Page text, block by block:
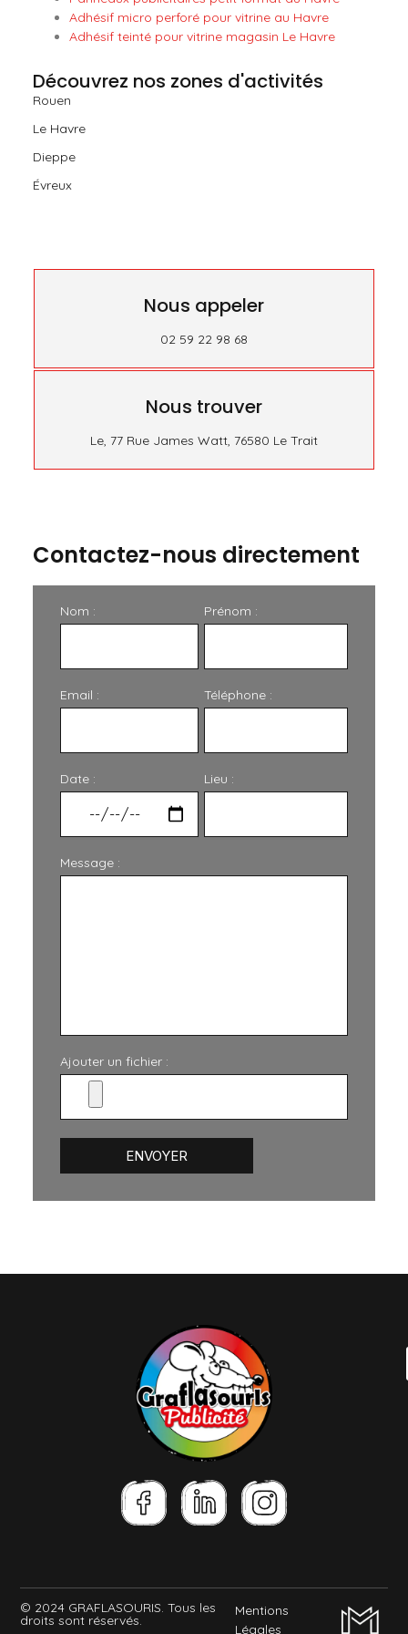
Adhésif micro perforé pour vitrine au Havre
Adhésif teinté pour vitrine magasin Le Havre
Découvrez nos zones d'activités
Rouen
Le Havre
Dieppe
Évreux
Nous appeler
02 59 22 98 68
Nous trouver
Le, 77 Rue James Watt, 76580 Le Trait
Contactez-nous directement
Nom : Prénom :
Email : Téléphone :
Date : Lieu :
Message :
Ajouter un fichier :
© 2024 GRAFLASOURIS. Tous les
droits sont réservés.
Mentions
Légales